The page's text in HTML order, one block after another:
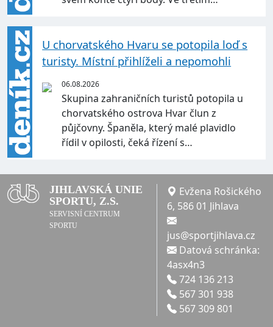
U chorvatského Hvaru se potopila loď s
turisty. Místní přihlíželi a nepomohli
06.08.2026
Skupina zahraničních turistů potopila u
chorvatského ostrova Hvar člun z
půjčovny. Španěla, který malé plavidlo
řídil v opilosti, čeká řízení s…
JIHLAVSKÁ UNIE
SPORTU, Z.S.
SERVISNÍ CENTRUM
SPORTU
Evžena Rošického
6, 586 01 Jihlava
jus@sportjihlava.cz
Datová schránka:
4asx4n3
724 136 213
567 301 938
567 309 801